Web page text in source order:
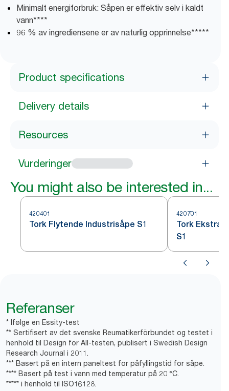
Minimalt energiforbruk: Såpen er effektiv selv i kaldt
vann****
96 % av ingrediensene er av naturlig opprinnelse*****
Product specifications
Delivery details
Resources
Vurderinger
You might also be interested in...
420401
Tork Flytende Industrisåpe S1
420701
Tork Ekstra
S1
Referanser
* Ifølge en Essity-test
** Sertifisert av det svenske Reumatikerförbundet og testet i
henhold til Design for All-testen, publisert i Swedish Design
Research Journal i 2011.
*** Basert på en intern paneltest for påfyllingstid for såpe.
**** Basert på test i vann med temperatur på 20 °C.
***** i henhold til ISO16128.